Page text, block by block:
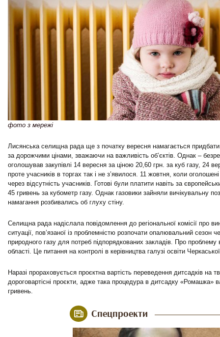
фото з мережі
Лисянська селищна рада ще з початку вересня намагається придбати
за дорожчими цінами, зважаючи на важливість об’єктів. Однак –
оголошував закупівлі 14 вересня за ціною 20,60 грн. за куб газу, 24
проте учасників в торгах так і не з’явилося. 11 жовтня, коли
через відсутність учасників. Готові були платити навіть за
45 гривень за кубометр газу. Однак газовики зайняли вичікувальну
намагання розбивались об глуху стіну.
Селищна рада надіслала повідомлення до регіональної комісії про
ситуації, пов’язаної із проблемністю розпочати опалювальний сезон
природного газу для потреб підпорядкованих закладів. Про проблему
області. Це питання на контролі в керівництва галузі освіти
Наразі прораховується проєктна вартість переведення дитсадків на
дороговартісні проєкти, адже така процедура в дитсадку «Ромашка»
гривень.
Спецпроекти